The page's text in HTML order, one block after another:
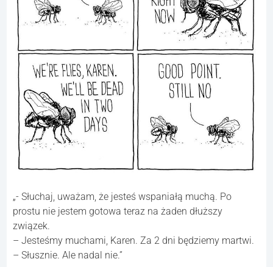
„- Słuchaj, uważam, że jesteś wspaniałą muchą. Po
prostu nie jestem gotowa teraz na żaden dłuższy
związek.
– Jesteśmy muchami, Karen. Za 2 dni będziemy martwi.
– Słusznie. Ale nadal nie.”